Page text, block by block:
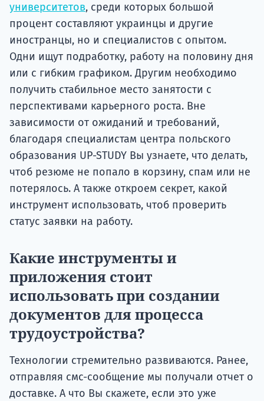
университетов, среди которых большой
процент составляют украинцы и другие
иностранцы, но и специалистов с опытом.
Одни ищут подработку, работу на половину дня
или с гибким графиком. Другим необходимо
получить стабильное место занятости с
перспективами карьерного роста. Вне
зависимости от ожиданий и требований,
благодаря специалистам центра польского
образования UP-STUDY Вы узнаете, что делать,
чтоб резюме не попало в корзину, спам или не
потерялось. А также откроем секрет, какой
инструмент использовать, чтоб проверить
статус заявки на работу.
Какие инструменты и
приложения стоит
использовать при создании
документов для процесса
трудоустройства?
Технологии стремительно развиваются. Ранее,
отправляя смс-сообщение мы получали отчет о
доставке. А что Вы скажете, если это уже